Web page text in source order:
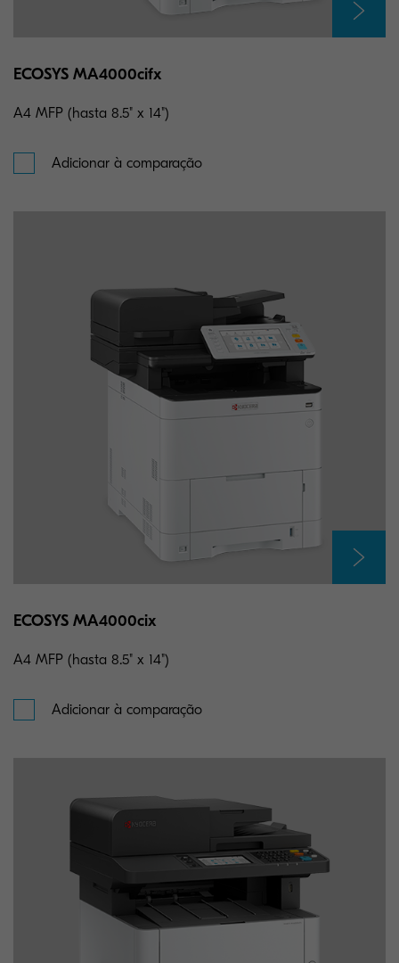
ECOSYS MA4000cifx
A4 MFP (hasta 8.5" x 14")
Adicionar à comparação
ECOSYS MA4000cix
A4 MFP (hasta 8.5" x 14")
Adicionar à comparação